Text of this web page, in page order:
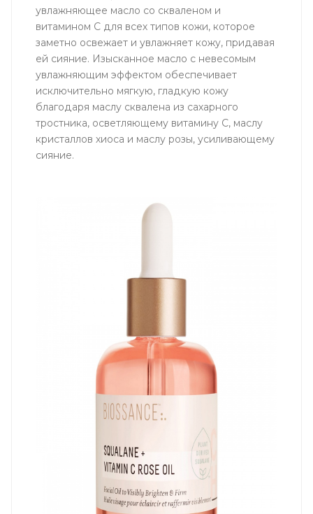
увлажняющее масло со скваленом и
витамином С для всех типов кожи, которое
заметно освежает и увлажняет кожу, придавая
ей сияние. Изысканное масло с невесомым
увлажняющим эффектом обеспечивает
исключительно мягкую, гладкую кожу
благодаря маслу сквалена из сахарного
тростника, осветляющему витамину С, маслу
кристаллов хиоса и маслу розы, усиливающему
сияние.